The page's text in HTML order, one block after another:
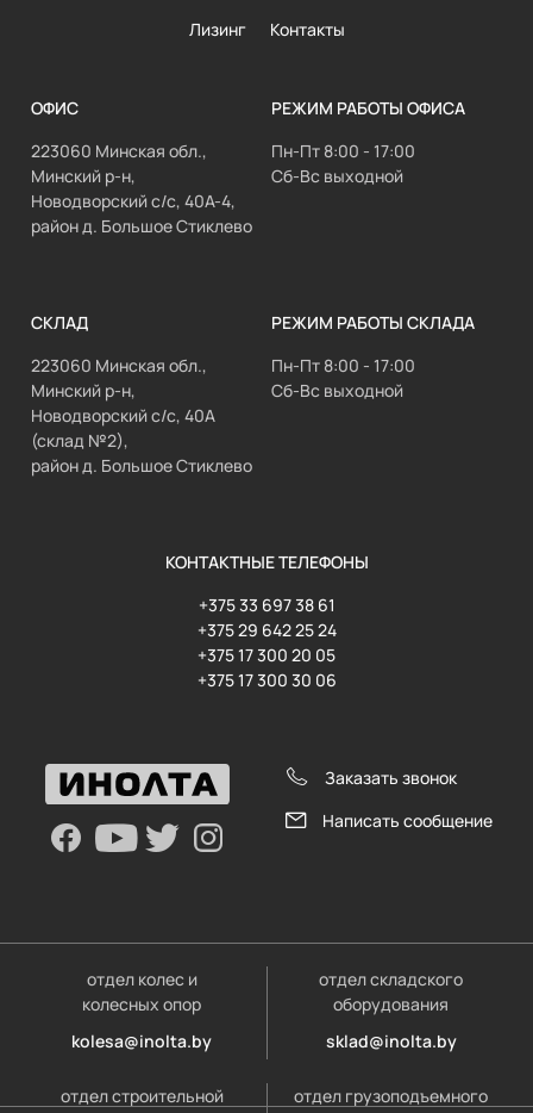
Лизинг
Контакты
ОФИС
223060 Минская обл.,
Минский р-н,
Новодворский с/с, 40А-4,
район д. Большое Стиклево
РЕЖИМ РАБОТЫ ОФИСА
Пн-Пт 8:00 - 17:00
Сб-Вс выходной
СКЛАД
223060 Минская обл.,
Минский р-н,
Новодворский с/с, 40А
(склад №2),
район д. Большое Стиклево
РЕЖИМ РАБОТЫ СКЛАДА
Пн-Пт 8:00 - 17:00
Сб-Вс выходной
КОНТАКТНЫЕ ТЕЛЕФОНЫ
+375 33 697 38 61
+375 29 642 25 24
+375 17 300 20 05
+375 17 300 30 06
Заказать звонок
Написать сообщение
отдел колес и
колесных опор
kolesa@inolta.by
отдел складского
оборудования
sklad@inolta.by
отдел строительной
отдел грузоподъемного